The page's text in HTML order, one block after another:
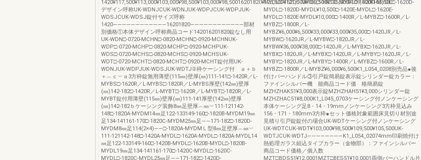
1420¥117,500¥113,000¥103,000¥98,500¥103,000¥98,50016201820¥125,500¥121,500¥109,500¥105,500¥109,500¥105,500
デザイン呼称UK-WDNJCUK-WDNJUK-WDPJCUK-WDPJUK-
WDSJCUK-WDSJ錠付サイズ呼称
1420――――――――――――16201820――――――――――――部材
別価格①本体デザイン呼称商品コード142016201820錠なし用
UK-WDN□-0720-MCHN□-0820-MCHN□-0920-MCHNUK-
WDP□-0720-MCHP□-0820-MCHP□-0920-MCHPUK-
WDS□-0720-MCHS□-0820-MCHS□-0920-MCHSUK-
WDT□-0720-MCHT□-0820-MCHT□-0920-MCHT錠付用UK-
WDNJUK-WDPJUK-WDSJUK-WDTJ②枠ケーシング付 ａ＋ｂ
＋︵ｃ︶ａ3方枠錠無用薄壁(115㎜)壁厚(㎜)111-141□-1420R／L-
MYBS□-1620R／L-MYBS□-1820R／L-MYBS厚壁(142㎜)壁厚
(㎜)142-182□-1420R／L-MYBT□-1620R／L-MYBT□-1820R／L-
MYBT錠付用薄壁(115㎜)壁厚(㎜)111-141厚壁(142㎜)壁厚
(㎜)142-182ｂケーシング装飾8㎜足壁厚︵㎜︶111-121142-
148□-1820A-MYDM14㎜足122-133149-160□-1820B-MYDM19㎜
足134-141161-170□-1820C-MYDM25㎜足――171-182□-1820D-
MYDM8㎜足114(2×4)――□-1820A-MYDMＬ型8㎜足壁厚︵㎜︶
111-121142-148□-1420A-MYDL□-1620A-MYDL□-1820A-MYDL14
㎜足122-133149-160□-1420B-MYDL□-1620B-MYDL□-1820B-
MYDL19㎜足134-141161-170□-1420C-MYDL□-1620C-
MYDL□-1820C-MYDL25㎜足――171-182□-1420D-
MYDL□-1620C-MYDL□-1820C-MYDL□-1420D-MYDL□-1620D-
MYDL□-1820D-MYDL¥10,500□-1420E-MYDL□-1620E-
MYDL□-1820E-MYDL¥10,000□-1400R／L-MYBZ□-1600R／L-
MYBZ□-1800R／L-
MYBZ¥6,000¥6,500¥33,000¥33,000¥35,000□-1420JR／L-
MYBW□-1620JR／L-MYBW□-1820JR／L-
MYBW¥36,000¥38,000□-1420JR／L-MYBX□-1620JR／L-
MYBX□-1820JR／L-MYBX□-1420JR／L-MYBY□-1620JR／L-
MYBY□-1820JR／L-MYBY□-1400R／L-MYBZ□-1600R／L-
MYBZ□-1800R／L-MYBZ¥6,000¥6,500K1_L054_0208別売品●後
付けバーハンドル③引戸錠簡易錠表示錠シリンダー錠カラー：
ファインシルバー機 能商品コード価 格簡易錠
MZHZHAK51¥3,000表示錠MZHZHAH51¥3,000シリンダー錠
MZHZHAC51¥8,000K1_L045_0703ケーシング付ノンケーシング
本体ケーシング足8・14・19mmノンケーシング3方枠見込み
156・171・180mm3方枠●セット価格対象範囲床見切り材別途
見積り引戸錠錠付の場合UK-WDTケーシング付ノンケーシング
UK-WDTCUK-WDT¥103,000¥98,500¥109,500¥105,500UK-
WDTJCUK-WDTJ――――――――K1_L054_02074mm印刷焼付け
熱処理ガラス組込タイプカラー（金物部）：ファインシルバー
商品コード価格／個入数
MZT□BDS51¥12,0001MZT□BES51¥10,0001両側バーハンドル片